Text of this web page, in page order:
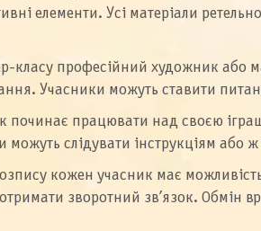
елементи. Усі матеріали
класу професійний художник або
Учасники можуть ставити
починає працювати над своєю
слідувати інструкціям або ж
кожен учасник має
зворотний зв’язок. Обмін